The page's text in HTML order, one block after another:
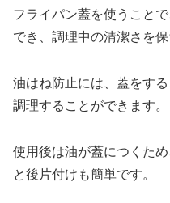
フライパン蓋を使うこと
でき、調理中の清潔さを保
油はね防止には、蓋をす
調理することができます。
使用後は油が蓋につくた
と後片付けも簡単です。